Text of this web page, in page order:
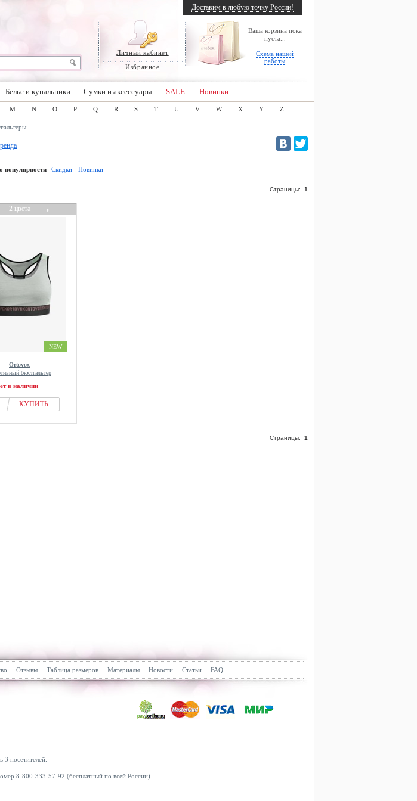
Личный кабинет
Избранное
Ваша корзина пока
пуста...
Схема нашей
работы
Доставим в любую точку России!
Белье и купальники Сумки и аксессуары SALE Новинки
M N O P Q R S T U V W X Y Z
популярности Скидки Новинки
Страницы: 1
2 цвета→
NEW
Ortovox
бюстгальтер
в наличии
КУПИТЬ
Страницы: 1
Отзывы Таблица размеров Материалы Новости Статьи FAQ
3 посетителей.
8-800-333-57-92 (бесплатный по всей России).